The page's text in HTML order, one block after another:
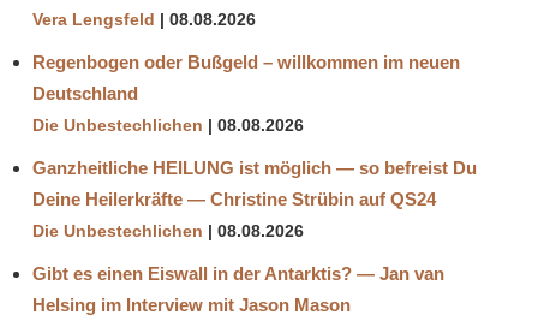
Vera Lengsfeld 08.08.2026
Regenbogen oder Bußgeld – willkommen im neuen
Deutschland
Die Unbestechlichen 08.08.2026
Ganzheitliche HEILUNG ist möglich — so befreist Du
Deine Heilerkräfte — Christine Strübin auf QS24
Die Unbestechlichen 08.08.2026
Gibt es einen Eiswall in der Antarktis? — Jan van
Helsing im Interview mit Jason Mason